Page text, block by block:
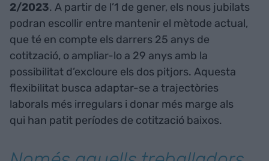
2/2023. A partir de l’1 de gener, els nous jubilats
podran escollir entre mantenir el mètode actual,
que té en compte els darrers 25 anys de
cotització, o ampliar-lo a 29 anys amb la
possibilitat d’excloure els dos pitjors. Aquesta
flexibilitat busca adaptar-se a trajectòries
laborals més irregulars i donar més marge als
qui han patit períodes de cotització baixos.